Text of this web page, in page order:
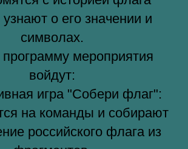
о его значении и
символах.
мероприятия
войдут:
игра "Собери флаг":
на команды и собирают
российского флага из